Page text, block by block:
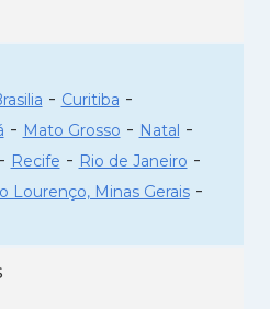
- Curitiba -
- Mato Grosso - Natal -
- Recife - Rio de Janeiro -
Lourenço, Minas Gerais-